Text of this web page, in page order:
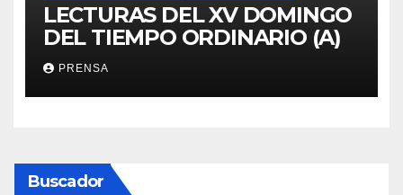
LECTURAS DEL XV DOMINGO
DEL TIEMPO ORDINARIO (A)
PRENSA
Buscador